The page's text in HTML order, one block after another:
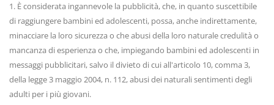
1. È considerata ingannevole la pubblicità, che, in quanto suscettibile
di raggiungere bambini ed adolescenti, possa, anche indirettamente,
minacciare la loro sicurezza o che abusi della loro naturale credulità o
mancanza di esperienza o che, impiegando bambini ed adolescenti in
messaggi pubblicitari, salvo il divieto di cui all'articolo 10, comma 3,
della legge 3 maggio 2004, n. 112, abusi dei naturali sentimenti degli
adulti per i più giovani.